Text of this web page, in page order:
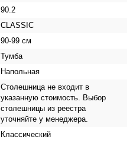
90.2
CLASSIC
90-99 см
Тумба
Напольная
Столешница не входит в
указанную стоимость. Выбор
столешницы из реестра
уточняйте у менеджера.
Классический